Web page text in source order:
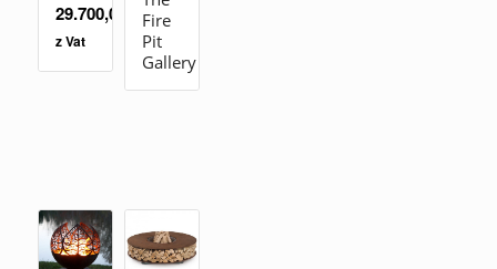
29.700,00
z Vat
Fire
Pit
Gallery